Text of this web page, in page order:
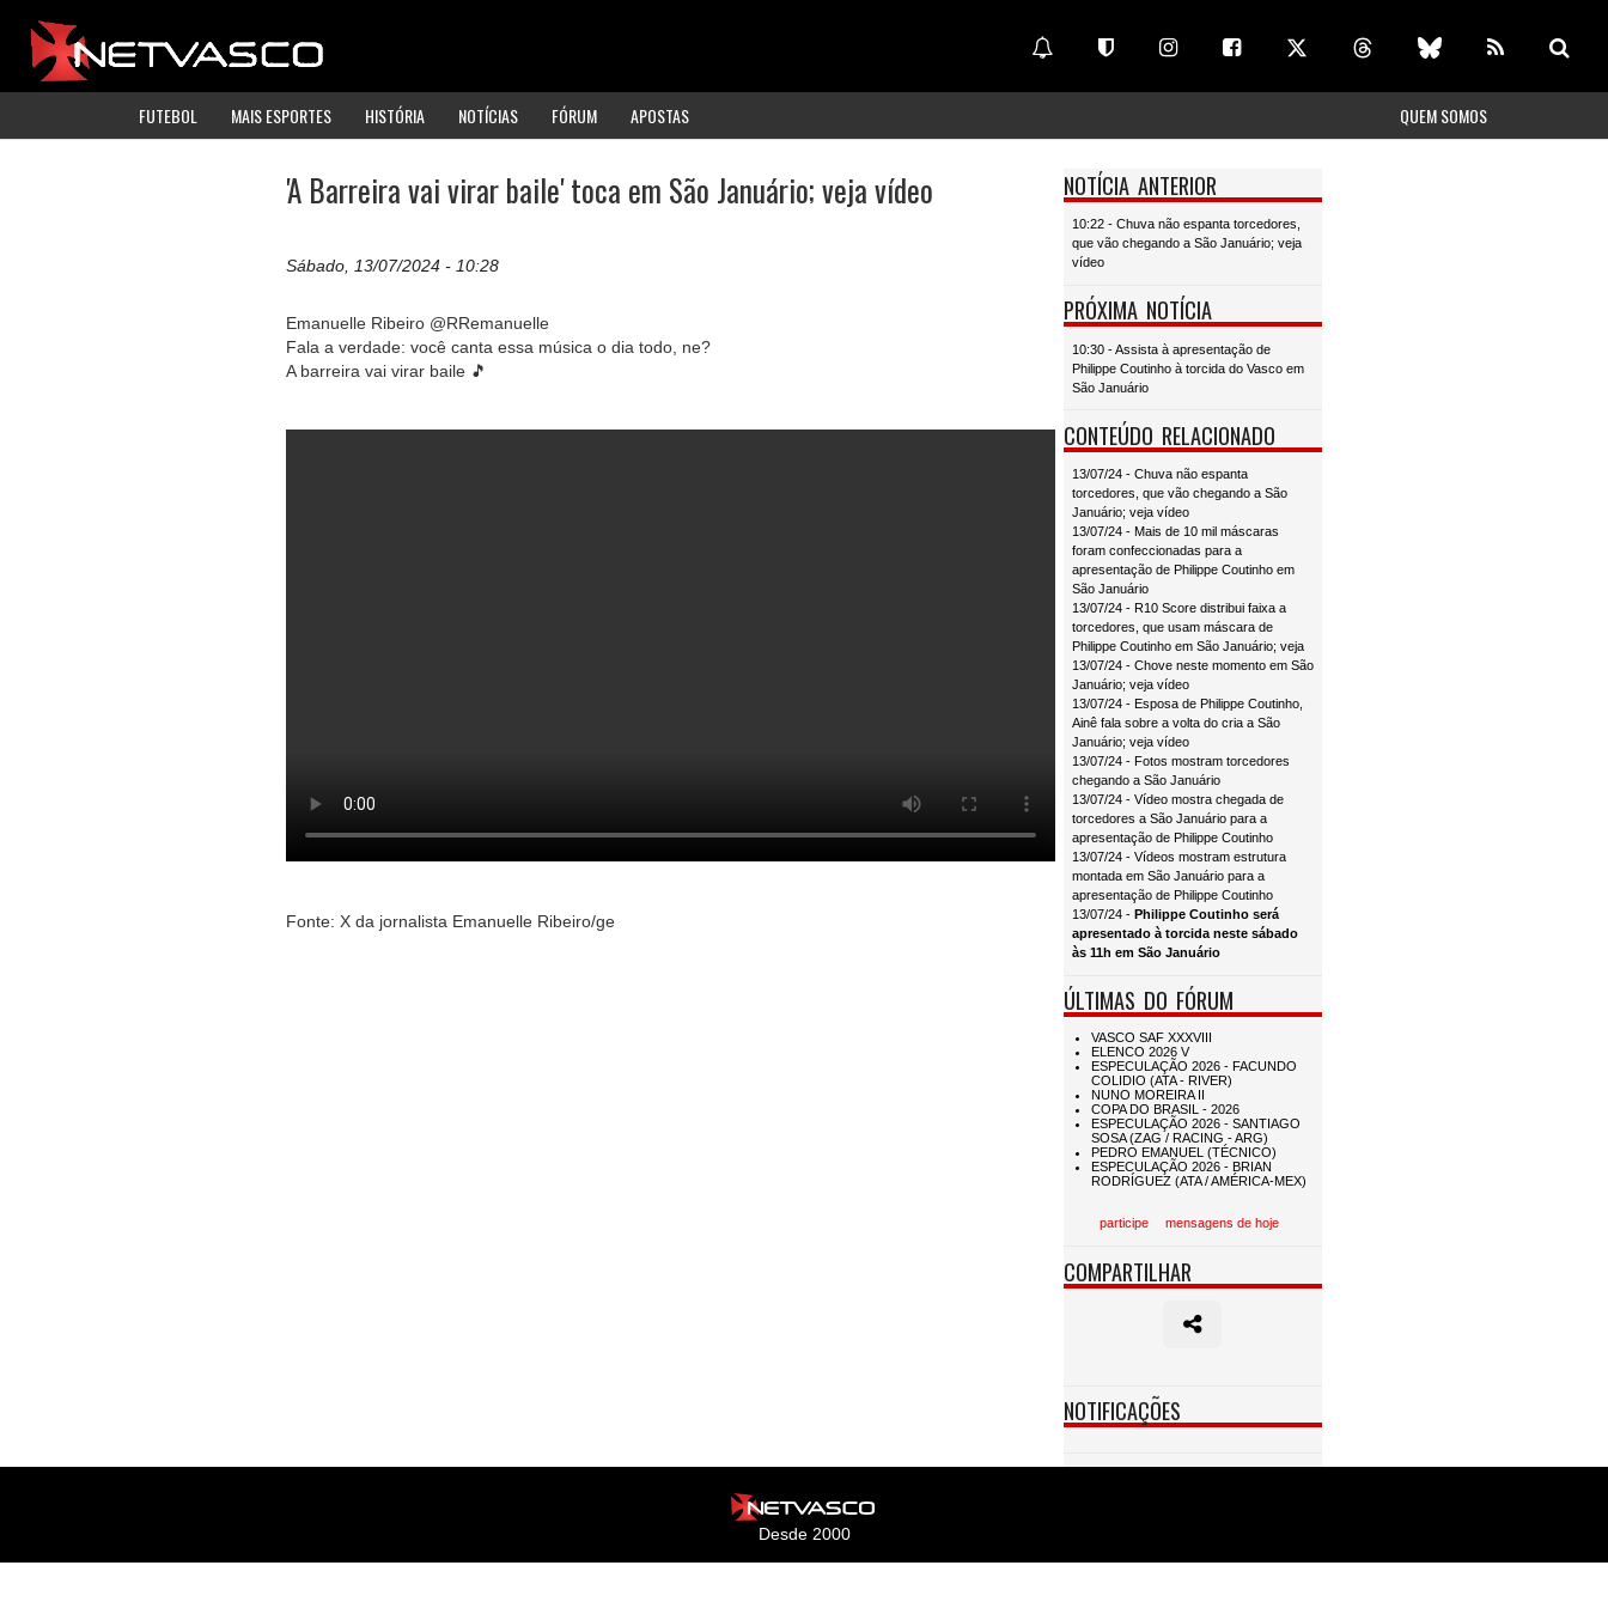
FUTEBOL MAIS ESPORTES HISTÓRIA NOTÍCIAS FÓRUM APOSTAS QUEM SOMOS
'A Barreira vai virar baile' toca em São Januário; veja vídeo
Sábado, 13/07/2024 - 10:28
Emanuelle Ribeiro @RRemanuelle
Fala a verdade: você canta essa música o dia todo, ne?
A barreira vai virar baile 🎵
Fonte: X da jornalista Emanuelle Ribeiro/ge
NOTÍCIA ANTERIOR
10:22 - Chuva não espanta torcedores,
que vão chegando a São Januário; veja
vídeo
PRÓXIMA NOTÍCIA
10:30 - Assista à apresentação de
Philippe Coutinho à torcida do Vasco em
São Januário
CONTEÚDO RELACIONADO
13/07/24 - Chuva não espanta
torcedores, que vão chegando a São
Januário; veja vídeo
13/07/24 - Mais de 10 mil máscaras
foram confeccionadas para a
apresentação de Philippe Coutinho em
São Januário
13/07/24 - R10 Score distribui faixa a
torcedores, que usam máscara de
Philippe Coutinho em São Januário; veja
13/07/24 - Chove neste momento em São
Januário; veja vídeo
13/07/24 - Esposa de Philippe Coutinho,
Ainê fala sobre a volta do cria a São
Januário; veja vídeo
13/07/24 - Fotos mostram torcedores
chegando a São Januário
13/07/24 - Vídeo mostra chegada de
torcedores a São Januário para a
apresentação de Philippe Coutinho
13/07/24 - Vídeos mostram estrutura
montada em São Januário para a
apresentação de Philippe Coutinho
13/07/24 - Philippe Coutinho será
apresentado à torcida neste sábado
às 11h em São Januário
ÚLTIMAS DO FÓRUM
participe mensagens de hoje
COMPARTILHAR
NOTIFICAÇÕES
Desde 2000